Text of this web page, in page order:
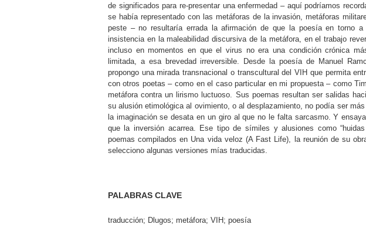
de significados para re-presentar una enfermedad – aquí podríamos
se había representado con las metáforas de la invasión, metáforas
peste – no resultaría errada la afirmación de que la poesía en torno
insistencia en la maleabilidad discursiva de la metáfora, en el trabajo
incluso en momentos en que el virus no era una condición crónica
limitada, a esa brevedad irreversible. Desde la poesía de Manuel
propongo una mirada transnacional o transcultural del VIH que permita
con otros poetas – como en el caso particular en mi propuesta – como
metáfora contra un lirismo luctuoso. Sus poemas resultan ser salidas
su alusión etimológica al ovimiento, o al desplazamiento, no podía ser más
la imaginación se desata en un giro al que no le falta sarcasmo. Y
que la inversión acarrea. Ese tipo de símiles y alusiones como
poemas compilados en Una vida veloz (A Fast Life), la reunión de su
selecciono algunas versiones mías traducidas.
PALABRAS CLAVE
traducción; Dlugos; metáfora; VIH; poesía